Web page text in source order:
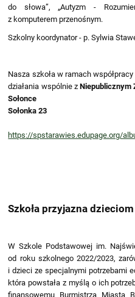
do słowa”, „Autyzm -
z komputerem przenośnym.
Szkolny koordynator - p. Sylwia
Nasza szkoła w ramach
działania wspólnie z Niepublicznym
Sołonce
Sołonka 23
https://spstarawies.edupage.org/
Szkoła przyjazna
W Szkole Podstawowej im.
od roku szkolnego 2022/2023,
i dzieci ze specjalnymi potrzebami
która powstała z myślą o ich
finansowemu Burmistrza Miasta